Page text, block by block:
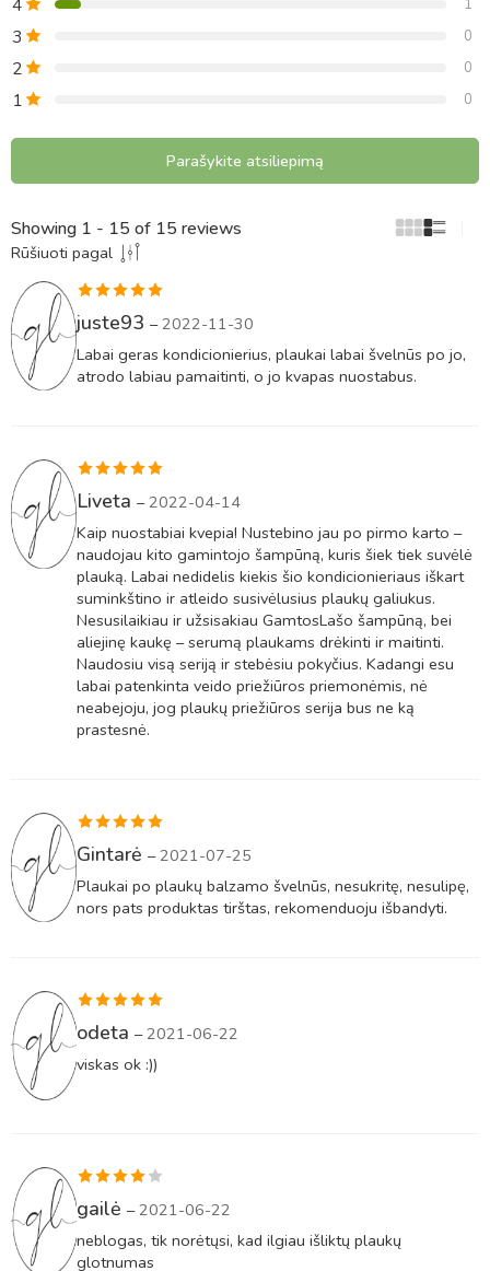
3 0
2 0
1 0
Parašykite atsiliepimą
Showing 1 - 15 of 15 reviews
Rūšiuoti pagal
Įvertinimas:
juste93 – 2022-11-30
Labai geras kondicionierius, plaukai labai švelnūs po jo,
atrodo labiau pamaitinti, o jo kvapas nuostabus.
Įvertinimas:
Liveta – 2022-04-14
Kaip nuostabiai kvepia! Nustebino jau po pirmo karto –
naudojau kito gamintojo šampūną, kuris šiek tiek suvėlė
plauką. Labai nedidelis kiekis šio kondicionieriaus iškart
suminkštino ir atleido susivėlusius plaukų galiukus.
Nesusilaikiau ir užsisakiau GamtosLašo šampūną, bei
aliejinę kaukę – serumą plaukams drėkinti ir maitinti.
Naudosiu visą seriją ir stebėsiu pokyčius. Kadangi esu
labai patenkinta veido priežiūros priemonėmis, nė
neabejoju, jog plaukų priežiūros serija bus ne ką
prastesnė.
Įvertinimas:
Gintarė – 2021-07-25
Plaukai po plaukų balzamo švelnūs, nesukritę, nesulipę,
nors pats produktas tirštas, rekomenduoju išbandyti.
Įvertinimas:
odeta – 2021-06-22
viskas ok :))
Įvertinimas:
gailė – 2021-06-22
neblogas, tik norėtųsi, kad ilgiau išliktų plaukų
glotnumas